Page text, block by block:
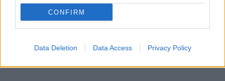
CONFIRM
Data Deletion Data Access Privacy Policy
επίδραση ενός κβάζαρ στο σύμπαν – Τι
ανακάλυψαν
ΔΙΆΣΤΗΜΑ 15:00, 07/08/2026